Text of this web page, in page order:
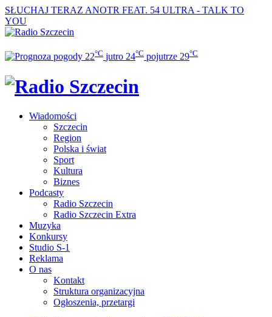
SŁUCHAJ TERAZ ANOTR FEAT. 54 ULTRA - TALK TO
YOU
22°C jutro 24°C pojutrze 29°C
Wiadomości
Szczecin
Region
Polska i świat
Sport
Kultura
Biznes
Podcasty
Radio Szczecin
Radio Szczecin Extra
Muzyka
Konkursy
Studio S-1
Reklama
O nas
Kontakt
Struktura organizacyjna
Ogłoszenia, przetargi